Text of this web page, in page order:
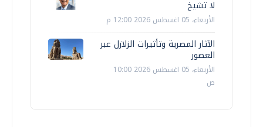
لا تشيخ
الأربعاء، 05 اغسطس 2026 12:00 م
الآثار المصرية وتأثيرات الزلازل عبر
العصور
الأربعاء، 05 اغسطس 2026 10:00
ص